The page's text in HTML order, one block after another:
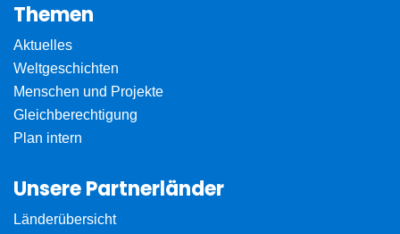
Themen
Aktuelles
Weltgeschichten
Menschen und Projekte
Gleichberechtigung
Plan intern
Unsere Partnerländer
Länderübersicht